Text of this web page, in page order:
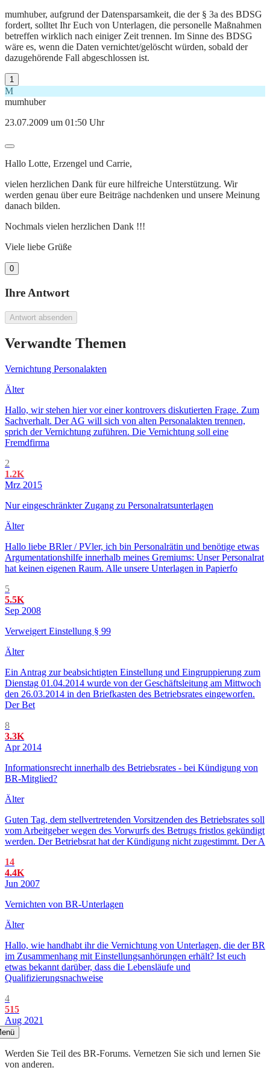
mumhuber, aufgrund der Datensparsamkeit, die der § 3a des BDSG
fordert, solltet Ihr Euch von Unterlagen, die personelle Maßnahmen
betreffen wirklich nach einiger Zeit trennen. Im Sinne des BDSG
wäre es, wenn die Daten vernichtet/gelöscht würden, sobald der
dazugehörende Fall abgeschlossen ist.
1
M
mumhuber
23.07.2009 um 01:50 Uhr
Hallo Lotte, Erzengel und Carrie,
vielen herzlichen Dank für eure hilfreiche Unterstützung. Wir
werden genau über eure Beiträge nachdenken und unsere Meinung
danach bilden.
Nochmals vielen herzlichen Dank !!!
Viele liebe Grüße
0
Ihre Antwort
Antwort absenden
Verwandte Themen
Vernichtung Personalakten
Älter
Hallo, wir stehen hier vor einer kontrovers diskutierten Frage. Zum
Sachverhalt. Der AG will sich von alten Personalakten trennen,
sprich der Vernichtung zuführen. Die Vernichtung soll eine
Fremdfirma
2
1.2K
Mrz 2015
Nur eingeschränkter Zugang zu Personalratsunterlagen
Älter
Hallo liebe BRler / PVler, ich bin Personalrätin und benötige etwas
Argumentationshilfe innerhalb meines Gremiums: Unser Personalrat
hat keinen eigenen Raum. Alle unsere Unterlagen in Papierfo
5
5.5K
Sep 2008
Verweigert Einstellung § 99
Älter
Ein Antrag zur beabsichtigten Einstellung und Eingruppierung zum
Dienstag 01.04.2014 wurde von der Geschäftsleitung am Mittwoch
den 26.03.2014 in den Briefkasten des Betriebsrates eingeworfen.
Der Bet
8
3.3K
Apr 2014
Informationsrecht innerhalb des Betriebsrates - bei Kündigung von
BR-Mitglied?
Älter
Guten Tag, dem stellvertretenden Vorsitzenden des Betriebsrates soll
vom Arbeitgeber wegen des Vorwurfs des Betrugs fristlos gekündigt
werden. Der Betriebsrat hat der Kündigung nicht zugestimmt. Der A
14
4.4K
Jun 2007
Vernichten von BR-Unterlagen
Älter
Hallo, wie handhabt ihr die Vernichtung von Unterlagen, die der BR
im Zusammenhang mit Einstellungsanhörungen erhält? Ist euch
etwas bekannt darüber, dass die Lebensläufe und
Qualifizierungsnachweise
4
515
Aug 2021
Werden Sie Teil des BR-Forums. Vernetzen Sie sich und lernen Sie
von anderen.